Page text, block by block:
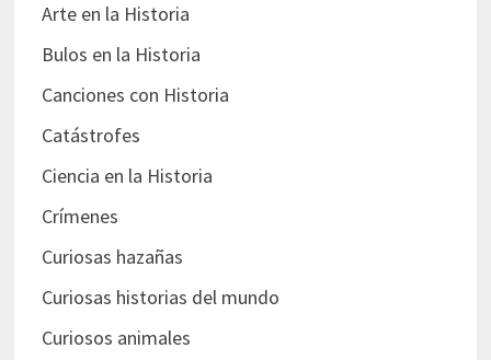
Arte en la Historia
Bulos en la Historia
Canciones con Historia
Catástrofes
Ciencia en la Historia
Crímenes
Curiosas hazañas
Curiosas historias del mundo
Curiosos animales